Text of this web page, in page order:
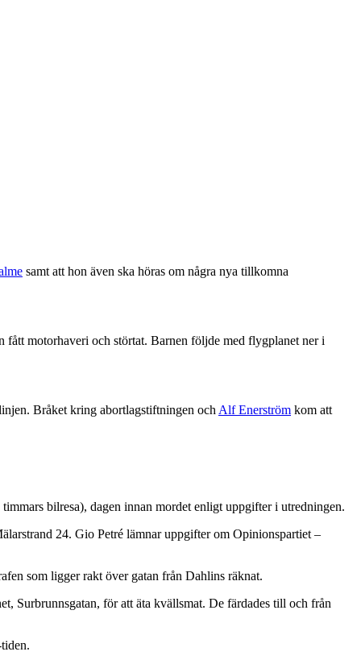
samt att hon även ska höras om några nya tillkomna
motorhaveri och störtat. Barnen följde med flygplanet ner i
Bråket kring abortlagstiftningen och Alf Enerström kom att
bilresa), dagen innan mordet enligt uppgifter i utredningen.
24. Gio Petré lämnar uppgifter om Opinionspartiet –
som ligger rakt över gatan från Dahlins räknat.
Surbrunnsgatan, för att äta kvällsmat. De färdades till och från